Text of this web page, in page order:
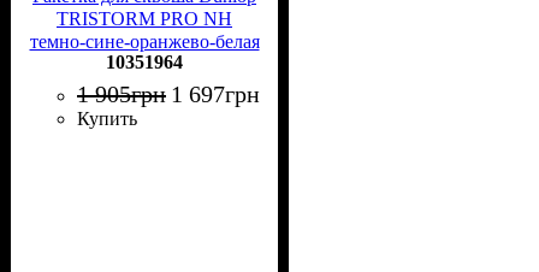
TRISTORM PRO NH
темно-сине-оранжево-белая
10351964
10351964
1 905грн 1 697грн
Купить